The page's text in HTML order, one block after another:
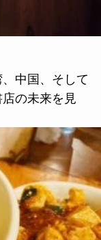
中国、そして
の未来を見